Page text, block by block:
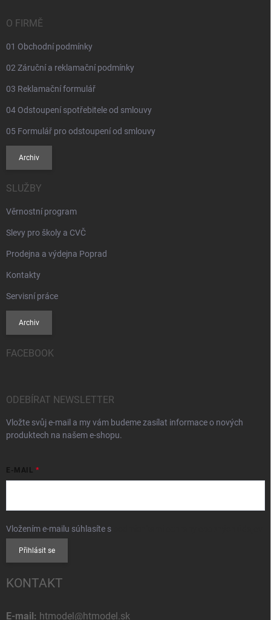
O FIRMĚ
01 Obchodní podmínky
02 Záruční a reklamační podmínky
03 Reklamační formulář
04 Odstoupení spotřebitele od smlouvy
05 Formulář pro odstoupení od smlouvy
Archiv
SLUŽBY
Věrnostní program
Slevy pro školy a CVČ
Prodejna a výdejna Poprad
Kontakty
Servisní práce
Archiv
FACEBOOK
ODEBÍRAT NEWSLETTER
Vložte svůj e-mail a my vám budeme zasílat informace o nových
produktech na našem e-shopu.
E-MAIL
Vložením e-mailu súhlasíte s
Přihlásit se
KONTAKT
E-mail: htmodel@htmodel.sk